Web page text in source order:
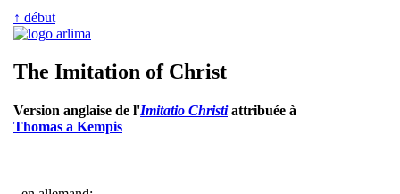
↑ début
The Imitation of Christ
Version anglaise de l'Imitatio Christiattribuée à
Thomas a Kempis